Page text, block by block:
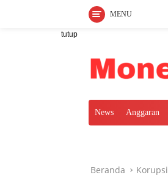
MENU
tutup
News Anggaran
Beranda Korupsi